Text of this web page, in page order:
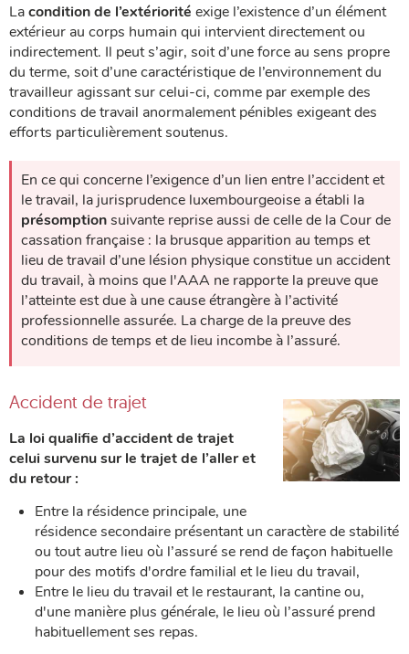
Lacondition de l’extériorité exige l’existence d’un élément
extérieur au corps humain qui intervient directement ou
indirectement. Il peut s’agir, soit d’une force au sens propre
du terme, soit d’une caractéristique de l’environnement du
travailleur agissant sur celui-ci, comme par exemple des
conditions de travail anormalement pénibles exigeant des
efforts particulièrement soutenus.
En ce qui concerne l’exigence d’un lien entre l’accident et
le travail, la jurisprudence luxembourgeoise a établi la
présomptionsuivante reprise aussi de celle de la Cour de
cassation française : la brusque apparition au temps et
lieu de travail d’une lésion physique constitue un accident
du travail, à moins que l'AAA ne rapporte la preuve que
l’atteinte est due à une cause étrangère à l’activité
professionnelle assurée. La charge de la preuve des
conditions de temps et de lieu incombe à l’assuré.
Accident de trajet
La loi qualifie d’accident de trajet
celui survenu sur le trajet de l’aller et
du retour :
Entre la résidence principale, une
résidence secondaire présentant un caractère de stabilité
ou tout autre lieu où l’assuré se rend de façon habituelle
pour des motifs d'ordre familial et le lieu du travail,
Entre le lieu du travail et le restaurant, la cantine ou,
d'une manière plus générale, le lieu où l’assuré prend
habituellement ses repas.